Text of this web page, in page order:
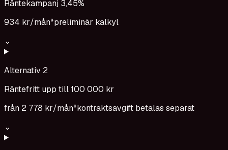
Räntekampanj 3,45%
934 kr/mån*preliminär kalkyl
⌄
Alternativ 2
Räntefritt upp till 100 000 kr
från 2 778 kr/mån*kontraktsavgift betalas separat
⌄